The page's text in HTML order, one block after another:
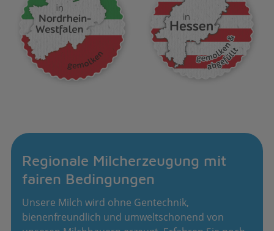
Regionale Milcherzeugung mit
fairen Bedingungen
Unsere Milch wird ohne Gentechnik,
bienenfreundlich und umweltschonend von